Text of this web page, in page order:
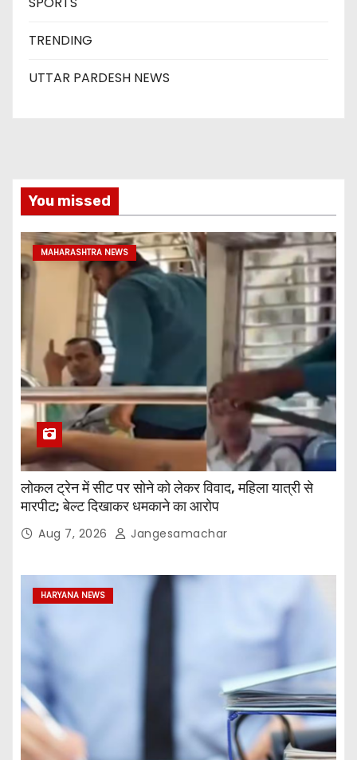
TRENDING
UTTAR PARDESH NEWS
You missed
MAHARASHTRA NEWS
लोकल ट्रेन में सीट पर सोने को लेकर विवाद, महिला यात्री से
मारपीट; बेल्ट दिखाकर धमकाने का आरोप
Aug 7, 2026 Jangesamachar
HARYANA NEWS